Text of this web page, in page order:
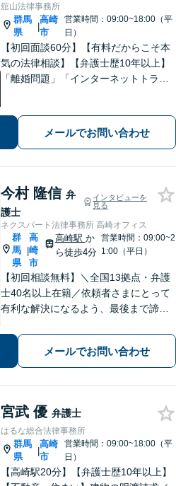
舘山法律事務所
群馬
県
|
高崎
市
営業時間：09:00~18:00（平
日）
【初回面談60分】【有料だからこそ本
気の法律相談】【弁護士歴10年以上】
「離婚問題」「インターネットトラブ
そして大胆に、オーダーメイドの弁護
を展開します【高崎駅徒歩15分】
メールでお問い合わせ
今村 隆信 弁
護士
インタビューを
見る
ネクスパート法律事務所 高崎オフィス
群
馬
県
|
高
崎
市
高崎駅 か
ら徒歩4分
営業時間：09:00~2
1:00（平日）
【初回相談無料】＼全国13拠点・弁護
士40名以上在籍／依頼者さまにとって
有利な解決になるよう、最後まで諦め
題/相続/交通事故/刑事事件など、ご相
談ください【夜間・休日対応】
メールでお問い合わせ
宮武 優 弁護士
はるな総合法律事務所
群馬
県
|
高崎
市
営業時間：09:00~18:00（平
日）
【高崎駅20分】【弁護士歴10年以上】